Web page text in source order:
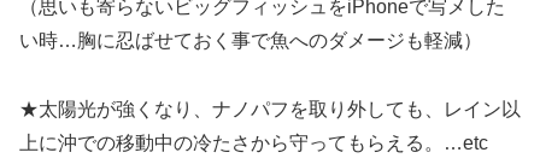
（思いも寄らないビッグフィッシュをiPhoneで写メした
い時…胸に忍ばせておく事で魚へのダメージも軽減）
★太陽光が強くなり、ナノパフを取り外しても、レイン以
上に沖での移動中の冷たさから守ってもらえる。…etc